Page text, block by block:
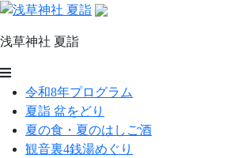
コ
テ
ン
浅草神社 夏詣
浅
草
神
令和8年プログラム
夏詣 盆をどり
夏の食・夏のはしご酒
観音裏4銭湯めぐり